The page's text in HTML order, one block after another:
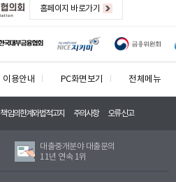
홈페이지 바로가기
이용안내 PC화면보기 전체메뉴
책임의한계와법적고지 주의사항 오류신고
대출중개분야 대출문의
11년 연속 1위